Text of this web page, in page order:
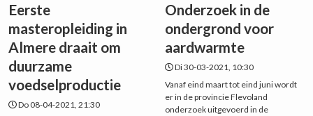
Eerste
masteropleiding in
Almere draait om
duurzame
voedselproductie
Do 08-04-2021, 21:30
Onderzoek in de
ondergrond voor
aardwarmte
Di 30-03-2021, 10:30
Vanaf eind maart tot eind juni wordt
er in de provincie Flevoland
onderzoek uitgevoerd in de